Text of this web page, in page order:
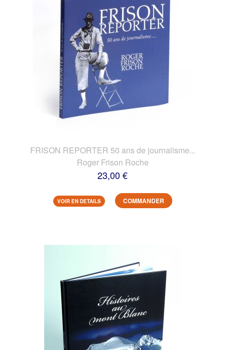
FRISON REPORTER 50 ans de journalisme...
Roger Frison Roche
23,00 €
VOIR EN DETAILS COMMANDER